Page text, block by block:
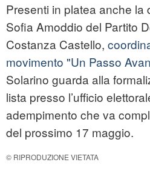
Presenti in platea anche la
Sofia Amoddio del Partito
Costanza Castello,
movimento "Un Passo
Solarino guarda alla
lista presso l’ufficio
adempimento che va
del prossimo 17 maggio.
© RIPRODUZIONE VIETATA